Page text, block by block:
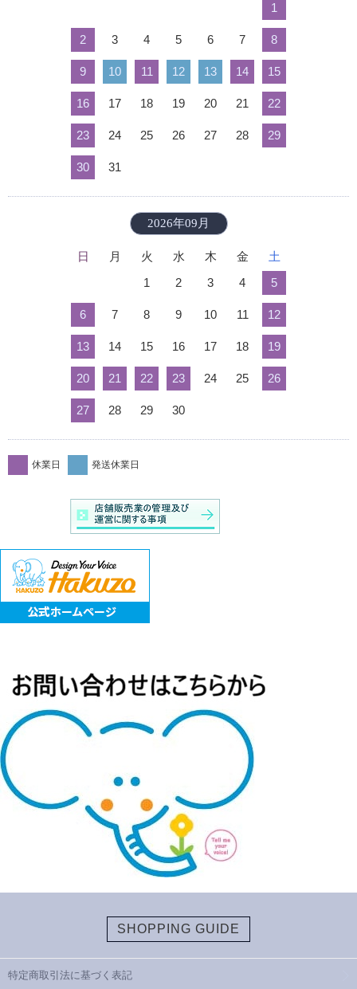
1
2 3 4 5 6 7 8
9 10 11 12 13 14 15
16 17 18 19 20 21 22
23 24 25 26 27 28 29
30 31
2026年09月
日 月 火 水 木 金
土
1
2 3 4 5
6 7 8 9 10 11 12
13 14 15 16 17 18 19
20 21 22 23 24 25 26
27 28 29 30
休業日 発送休業日
SHOPPING GUIDE
特定商取引法に基づく表記